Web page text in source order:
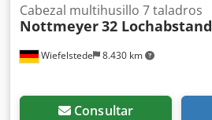
Wiefelstede 8.430 km
Cabezal multihusillo 7 taladros
Nottmeyer32 Lochabstand
Consultar